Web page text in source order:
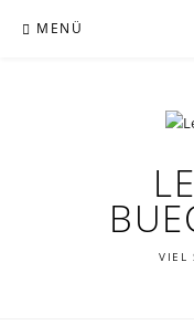
Inhalt MENÜ
VIEL